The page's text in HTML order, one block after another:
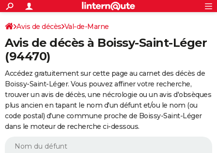
ACTUALITÉS
Politique
Société
Faits Divers
Education
Monde
Villes
+
SPORT
Coupe du monde 2026
Football
Tennis
Cyclisme
Rugby
Forum
FINANCE
Retraite
Impôts
Epargne
Immobilier
Risques naturels par ville
Banque
Assurance
Crédit
AUTO
Essais
Réserver un essai
Citadines
Berlines
SUV
Forum auto
+
HIGH-TECH
Mobiles
Meilleur smartphone
Internet
Ordinateurs
Jeux vidéo
Guide high-tech
+
BRICOLAGE
Forum
Aménagement intérieur
Extérieur
Cuisine
Salle de bains
Jardinage
Rangement
WEEK-END
S'inscrire
Connexion
Avis de décès Val-de-Marne
Avis de décès à Boissy-Saint-Léger
(94470)
Accédez gratuitement sur cette page au carnet des décès de
Boissy-Saint-Léger. Vous pouvez affiner votre recherche,
trouver un avis de décès, une nécrologie ou un avis d'obsèques
plus ancien en tapant le nom d'un défunt et/ou le nom (ou
code postal) d'une commune proche de Boissy-Saint-Léger
dans le moteur de recherche ci-dessous.